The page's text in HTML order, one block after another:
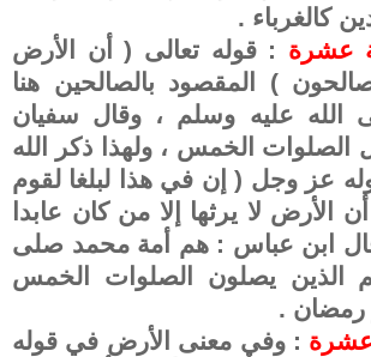
كالغرباء .
عشرة : قوله تعالى ( أن الأرض
) المقصود بالصالحين هنا
الله عليه وسلم ، وقال سفيان
الصلوات الخمس ، ولهذا ذكر الله
عز وجل ( إن في هذا لبلغا لقوم
الأرض لا يرثها إلا من كان عابدا
ابن عباس : هم أمة محمد صلى
الذين يصلون الصلوات الخمس
.
عشرة : وفي معنى الأرض في قوله